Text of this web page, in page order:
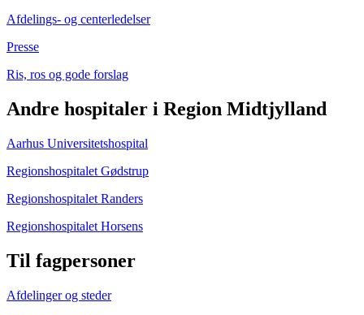
Afdelings- og centerledelser
Presse
Ris, ros og gode forslag
Andre hospitaler i Region Midtjylland
Aarhus Universitetshospital
Regionshospitalet Gødstrup
Regionshospitalet Randers
Regionshospitalet Horsens
Til fagpersoner
Afdelinger og steder